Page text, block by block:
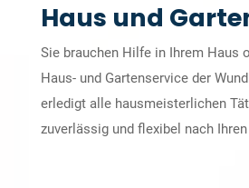
Haus und
Sie brauchen Hilfe in Ihrem Haus
Haus- und Gartenservice der
erledigt alle hausmeisterlichen
zuverlässig und flexibel nach